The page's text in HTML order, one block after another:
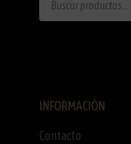
INFORMACIÓN
Contacto